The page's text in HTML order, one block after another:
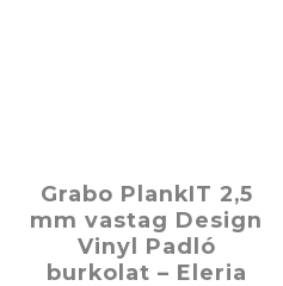
Grabo PlankIT 2,5
mm vastag Design
Vinyl Padló
burkolat – Eleria